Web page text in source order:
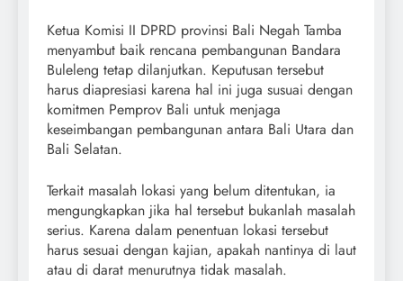
Ketua Komisi II DPRD provinsi Bali Negah Tamba
menyambut baik rencana pembangunan Bandara
Buleleng tetap dilanjutkan. Keputusan tersebut
harus diapresiasi karena hal ini juga susuai dengan
komitmen Pemprov Bali untuk menjaga
keseimbangan pembangunan antara Bali Utara dan
Bali Selatan.
Terkait masalah lokasi yang belum ditentukan, ia
mengungkapkan jika hal tersebut bukanlah masalah
serius. Karena dalam penentuan lokasi tersebut
harus sesuai dengan kajian, apakah nantinya di laut
atau di darat menurutnya tidak masalah.